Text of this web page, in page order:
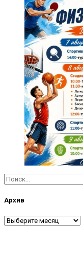
Найти:
Архив
Архив